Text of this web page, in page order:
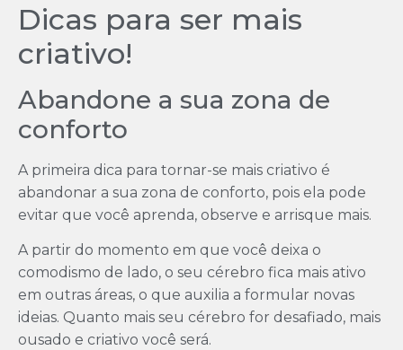
Dicas para ser mais
criativo!
Abandone a sua zona de
conforto
A primeira dica para tornar-se mais criativo é
abandonar a sua zona de conforto, pois ela pode
evitar que você aprenda, observe e arrisque mais.
A partir do momento em que você deixa o
comodismo de lado, o seu cérebro fica mais ativo
em outras áreas, o que auxilia a formular novas
ideias. Quanto mais seu cérebro for desafiado, mais
ousado e criativo você será.